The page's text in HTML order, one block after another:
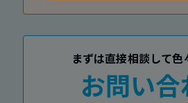
まずは直接相談して色
お問い合